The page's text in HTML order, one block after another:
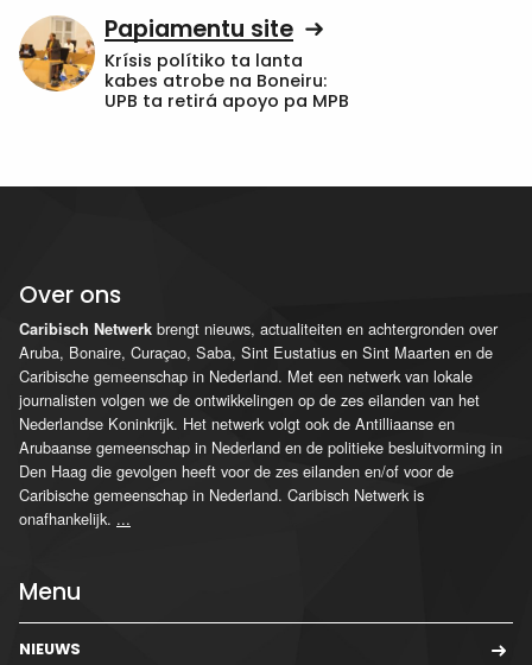
Papiamentu site
Krísis polítiko ta lanta
kabes atrobe na Boneiru:
UPB ta retirá apoyo pa MPB
Over ons
Caribisch Netwerk brengt nieuws, actualiteiten en achtergronden over
Aruba, Bonaire, Curaçao, Saba, Sint Eustatius en Sint Maarten en de
Caribische gemeenschap in Nederland. Met een netwerk van lokale
journalisten volgen we de ontwikkelingen op de zes eilanden van het
Nederlandse Koninkrijk. Het netwerk volgt ook de Antilliaanse en
Arubaanse gemeenschap in Nederland en de politieke besluitvorming in
Den Haag die gevolgen heeft voor de zes eilanden en/of voor de
Caribische gemeenschap in Nederland. Caribisch Netwerk is
onafhankelijk. ...
Menu
NIEUWS